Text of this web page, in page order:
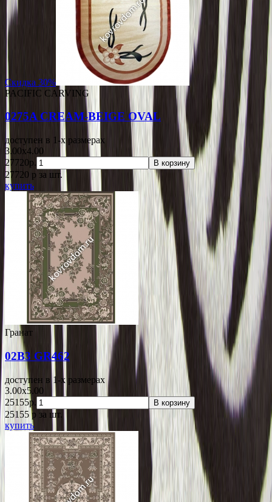
Скидка 30%
PACIFIC CARVING
0275A CREAM-BEIGE OVAL
доступен в 1-x размерах
3.00x4.00
27720р.
В корзину
27720 p за шт.
купить
Гранат
02B3 GR462
доступен в 1-x размерах
3.00x5.00
25155р.
В корзину
25155 p за шт.
купить